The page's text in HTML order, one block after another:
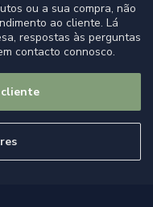
ou a sua compra, não
ao cliente. Lá
respostas às perguntas
contacto connosco.